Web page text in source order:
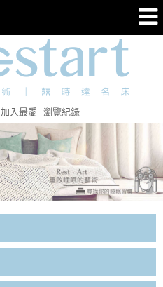
加入最愛 瀏覽紀錄